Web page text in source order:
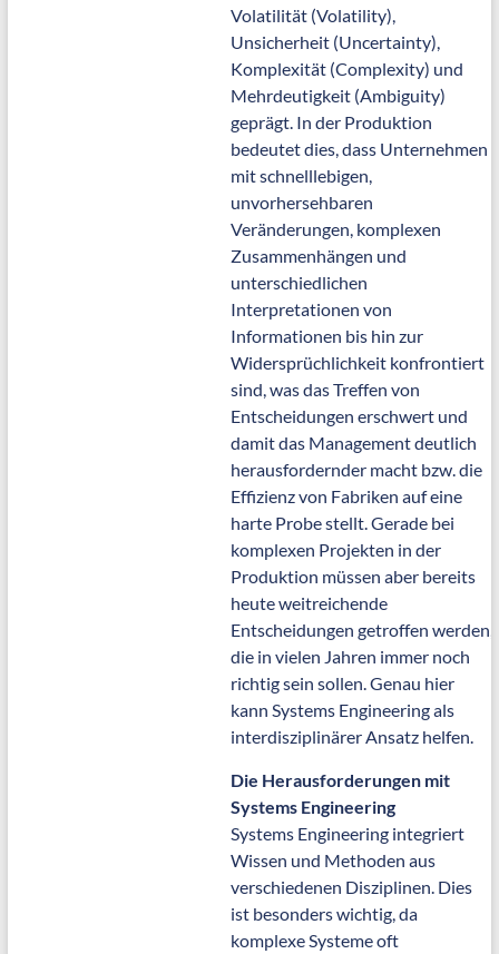
Volatilität (Volatility),
Unsicherheit (Uncertainty),
Komplexität (Complexity) und
Mehrdeutigkeit (Ambiguity)
geprägt. In der Produktion
bedeutet dies, dass Unternehmen
mit schnelllebigen,
unvorhersehbaren
Veränderungen, komplexen
Zusammenhängen und
unterschiedlichen
Interpretationen von
Informationen bis hin zur
Widersprüchlichkeit konfrontiert
sind, was das Treffen von
Entscheidungen erschwert und
damit das Management deutlich
herausfordernder macht bzw. die
Effizienz von Fabriken auf eine
harte Probe stellt. Gerade bei
komplexen Projekten in der
Produktion müssen aber bereits
heute weitreichende
Entscheidungen getroffen werden,
die in vielen Jahren immer noch
richtig sein sollen. Genau hier
kann Systems Engineering als
interdisziplinärer Ansatz helfen.
Die Herausforderungen mit
Systems Engineering
Systems Engineering integriert
Wissen und Methoden aus
verschiedenen Disziplinen. Dies
ist besonders wichtig, da
komplexe Systeme oft